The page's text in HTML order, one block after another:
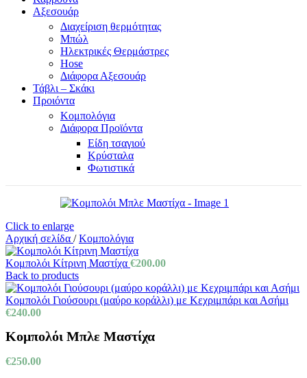
Αξεσουάρ
Διαχείριση θερμότητας
Μπώλ
Ηλεκτρικές Θερμάστρες
Hose
Διάφορα Αξεσουάρ
Τάβλι – Σκάκι
Προιόντα
Κομπολόγια
Διάφορα Προϊόντα
Είδη τσαγιού
Κρύσταλα
Φωτιστικά
Click to enlarge
Αρχική σελίδα / Κομπολόγια
Κομπολόι Κίτρινη Μαστίχα €200.00
Back to products
Κομπολόι Γιούσουρι (μαύρο κοράλλι) με Κεχριμπάρι και Ασήμι
€240.00
Κομπολόι Μπλε Μαστίχα
€250.00